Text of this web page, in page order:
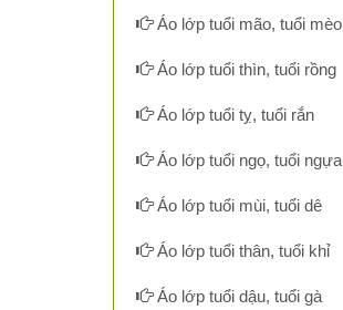
Áo lớp tuổi mão, tuổi mèo
Áo lớp tuổi thìn, tuổi rồng
Áo lớp tuổi tỵ, tuổi rắn
Áo lớp tuổi ngọ, tuổi ngựa
Áo lớp tuổi mùi, tuổi dê
Áo lớp tuổi thân, tuổi khỉ
Áo lớp tuổi dậu, tuổi gà